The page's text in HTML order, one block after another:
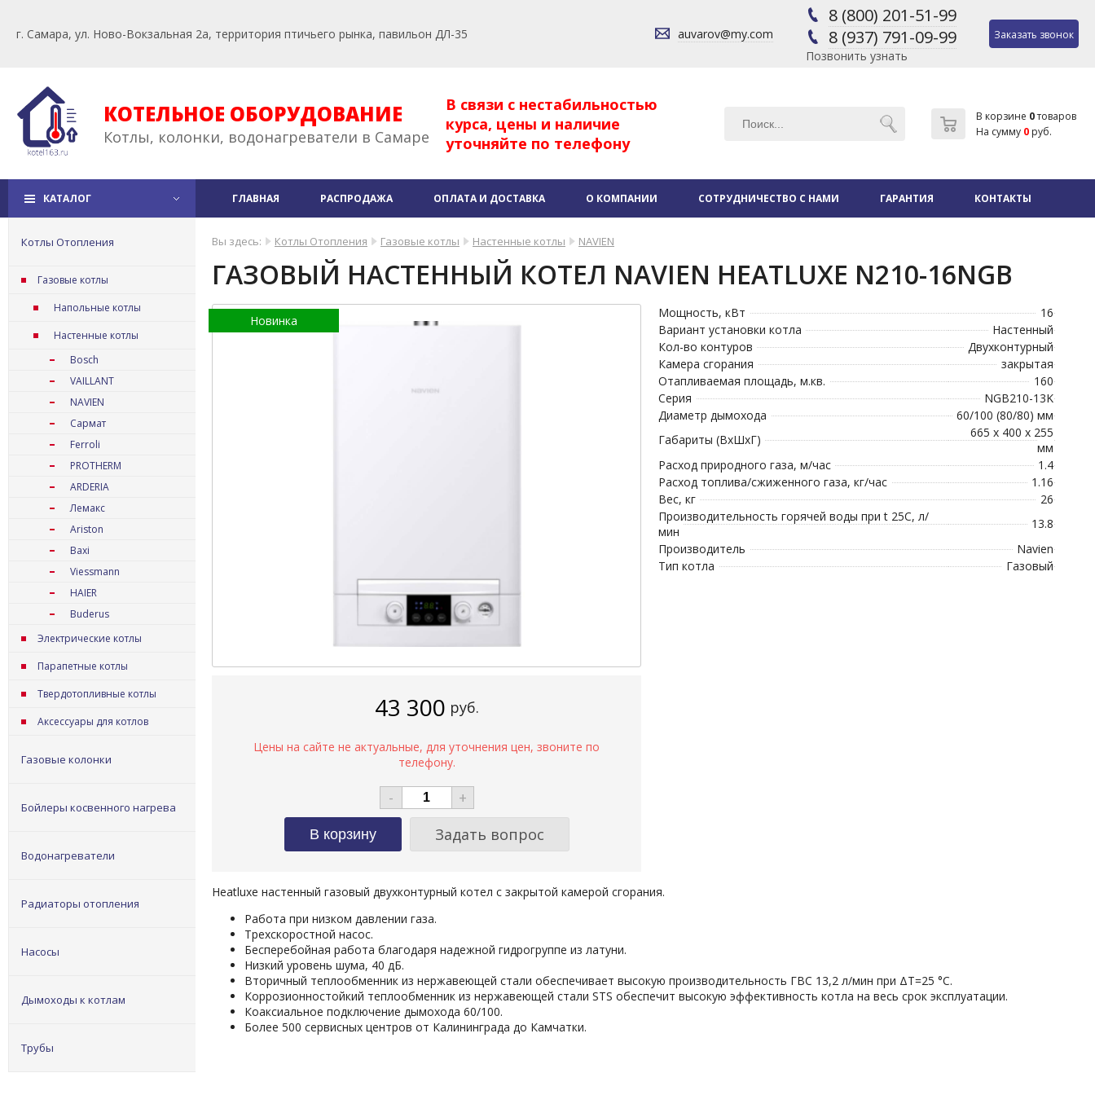
г. Самара, ул. Ново-Вокзальная 2а, территория птичьего рынка, павильон ДЛ-35 auvarov@my.com
8 (800) 201-51-99
8 (937) 791-09-99
Позвонить узнать
Заказать звонок
КОТЕЛЬНОЕ ОБОРУДОВАНИЕ
Котлы, колонки, водонагреватели в Самаре
В связи с нестабильностью
курса, цены и наличие
уточняйте по телефону
В корзине 0товаров
На сумму 0 руб.
КАТАЛОГ ГЛАВНАЯ РАСПРОДАЖА ОПЛАТА И ДОСТАВКА О КОМПАНИИ СОТРУДНИЧЕСТВО С НАМИ ГАРАНТИЯ КОНТАКТЫ
Котлы Отопления
Газовые котлы
Напольные котлы
Настенные котлы
Bosch
VAILLANT
NAVIEN
Сармат
Ferroli
PROTHERM
ARDERIA
Лемакс
Ariston
Baxi
Viessmann
HAIER
Buderus
Электрические котлы
Парапетные котлы
Твердотопливные котлы
Аксессуары для котлов
Газовые колонки
Бойлеры косвенного нагрева
Водонагреватели
Радиаторы отопления
Насосы
Дымоходы к котлам
Трубы
Вы здесь: Котлы Отопления Газовые котлы Настенные котлы NAVIEN
ГАЗОВЫЙ НАСТЕННЫЙ КОТЕЛ NAVIEN HEATLUXE N210-16NGB
Новинка
43 300 руб.
-
+
Задать вопрос
Мощность, кВт
16
Вариант установки котла
Настенный
Кол-во контуров
Двухконтурный
Камера сгорания
закрытая
Отапливаемая площадь, м.кв.
160
Серия
NGB210-13K
Диаметр дымохода
60/100 (80/80) мм
Габариты (ВхШхГ)
665 x 400 x 255
мм
Расход природного газа, м/час
1.4
Расход топлива/сжиженного газа, кг/час
1.16
Вес, кг
26
Производительность горячей воды при t 25C, л/
мин
13.8
Производитель
Navien
Тип котла
Газовый
Heatluxe настенный газовый двухконтурный котел с закрытой камерой сгорания.
Работа при низком давлении газа.
Трехскоростной насос.
Бесперебойная работа благодаря надежной гидрогруппе из латуни.
Низкий уровень шума, 40 дБ.
Вторичный теплообменник из нержавеющей стали обеспечивает высокую производительность ГВС 13,2 л/мин при ΔT=25 °С.
Коррозионностойкий теплообменник из нержавеющей стали STS обеспечит высокую эффективность котла на весь срок эксплуатации.
Коаксиальное подключение дымохода 60/100.
Более 500 сервисных центров от Калининграда до Камчатки.